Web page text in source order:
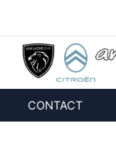
CONTACT